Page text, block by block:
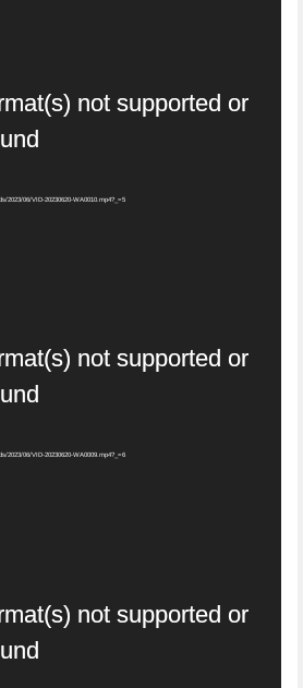
not supported or
2023/06/VID-20230620-WA0010.mp4?_=5
not supported or
2023/06/VID-20230620-WA0009.mp4?_=6
not supported or